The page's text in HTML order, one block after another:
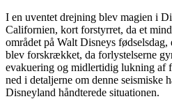
I en uventet drejning blev magien i
Californien, kort forstyrret, da et
området på Walt Disneys fødselsdag,
blev forskrækket, da forlystelserne
evakuering og midlertidig lukning af
ned i detaljerne om denne seismiske
Disneyland håndterede situationen.